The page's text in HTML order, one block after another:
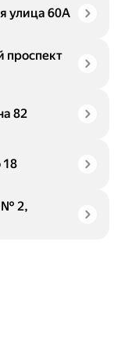
улица 60А
проспект
82
18
№ 2,